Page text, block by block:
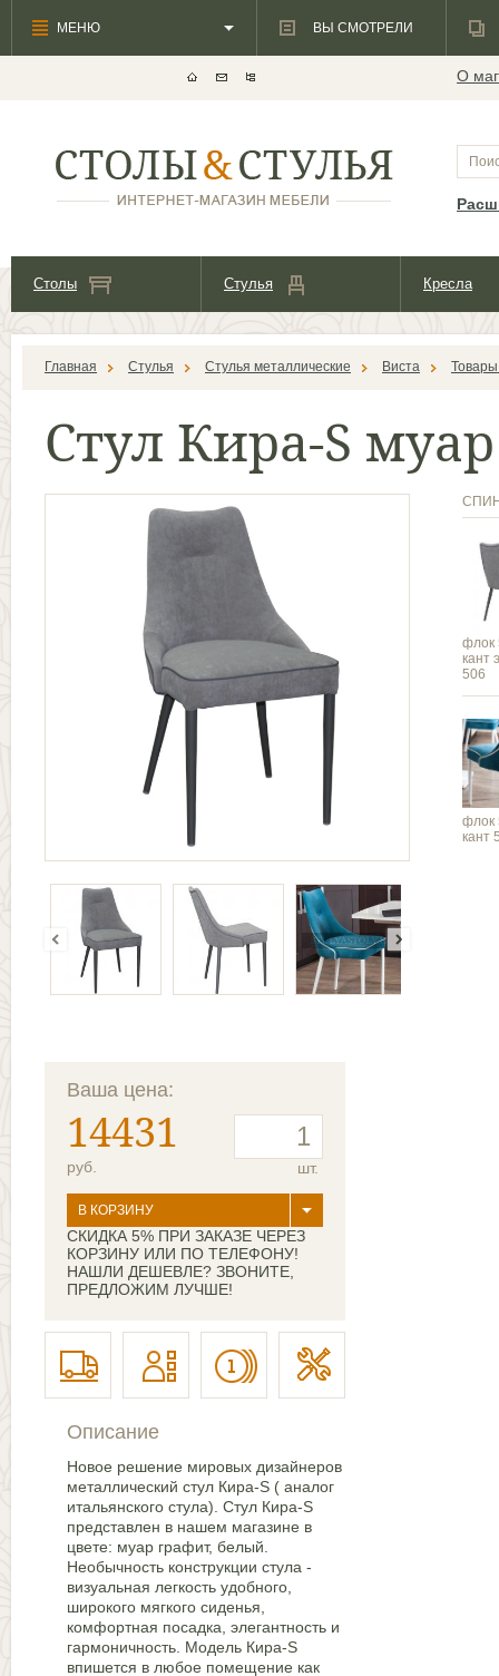
О
Столы Стулья Кресла
Главная Стулья Стулья металлические Виста
Стул Кира-S
флок
кант
506
флок
кант
Ваша цена:
14431
руб. шт.
В КОРЗИНУ
СКИДКА 5% ПРИ ЗАКАЗЕ ЧЕРЕЗ
КОРЗИНУ ИЛИ ПО ТЕЛЕФОНУ!
НАШЛИ ДЕШЕВЛЕ? ЗВОНИТЕ,
ПРЕДЛОЖИМ ЛУЧШЕ!
Описание
Новое решение мировых дизайнеров
металлический стул Кира-S ( аналог
итальянского стула). Стул Кира-S
представлен в нашем магазине в
цвете: муар графит, белый.
Необычность конструкции стула -
визуальная легкость удобного,
широкого мягкого сиденья,
комфортная посадка, элегантность и
гармоничность. Модель Кира-S
впишется в любое помещение как
МЕНЮ ВЫ СМОТРЕЛИ